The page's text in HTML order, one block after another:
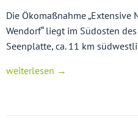
Die Ökomaßnahme „Extensive
Wendorf“ liegt im Südosten
Seenplatte, ca. 11 km
weiterlesen →